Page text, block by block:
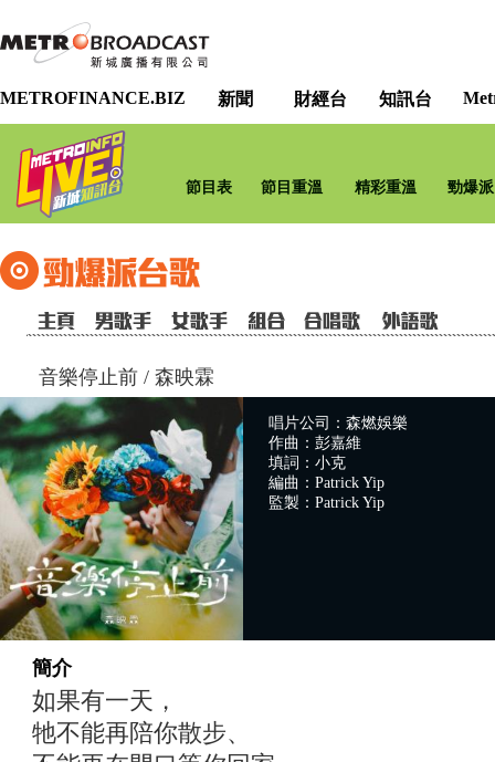
METROFINANCE.BIZ 新聞 財經台 知訊台
節目表 節目重溫 精彩重溫 勁爆
音樂停止前 / 森映霖
唱片公司：森燃娛樂
作曲：彭嘉維
填詞：小克
編曲：Patrick Yip
監製：Patrick Yip
簡介
如果有一天，
牠不能再陪你散步、